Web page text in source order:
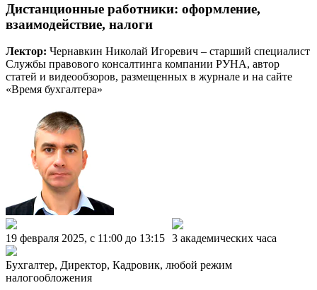
Дистанционные работники: оформление,
взаимодействие, налоги
Лектор: Чернавкин Николай Игоревич – старший специалист
Службы правового консалтинга компании РУНА, автор
статей и видеообзоров, размещенных в журнале и на сайте
«Время бухгалтера»
19 февраля 2025, c 11:00 до 13:15 3 академических часа
Бухгалтер, Директор, Кадровик, любой режим
налогообложения